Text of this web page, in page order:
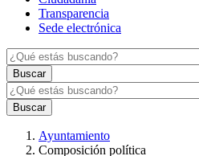
Transparencia
Sede electrónica
Ayuntamiento
Composición política